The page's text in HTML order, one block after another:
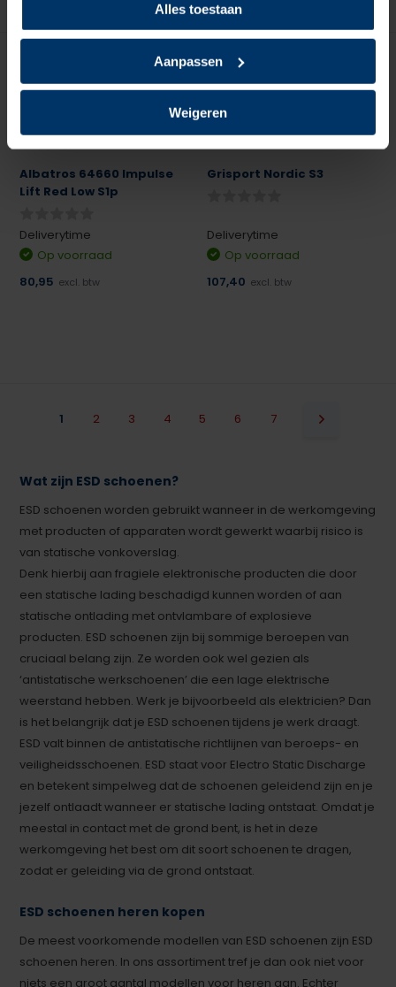
Alles toestaan
Aanpassen
Weigeren
Albatros 64660 Impulse
Lift Red Low S1p
Deliverytime
Op voorraad
80,95 excl. btw
Grisport Nordic S3
Deliverytime
Op voorraad
107,40 excl. btw
1 2 3 4 5 6 7
Wat zijn ESD schoenen?
ESD schoenen worden gebruikt wanneer in de werkomgeving
met producten of apparaten wordt gewerkt waarbij risico is
van statische vonkoverslag.
Denk hierbij aan fragiele elektronische producten die door
een statische lading beschadigd kunnen worden of aan
statische ontlading met ontvlambare of explosieve
producten. ESD schoenen zijn bij sommige beroepen van
cruciaal belang zijn. Ze worden ook wel gezien als
‘antistatische werkschoenen’ die een lage elektrische
weerstand hebben. Werk je bijvoorbeeld als elektricien? Dan
is het belangrijk dat je ESD schoenen tijdens je werk draagt.
ESD valt binnen de antistatische richtlijnen van beroeps- en
veiligheidsschoenen. ESD staat voor Electro Static Discharge
en betekent simpelweg dat de schoenen geleidend zijn en je
jezelf ontlaadt wanneer er statische lading ontstaat. Omdat je
meestal in contact met de grond bent, is het in deze
werkomgeving het best om dit soort schoenen te dragen,
zodat er geleiding via de grond ontstaat.
ESD schoenen heren kopen
De meest voorkomende modellen van ESD schoenen zijn ESD
schoenen heren. In ons assortiment tref je dan ook niet voor
niets een groot aantal modellen voor heren aan. Echter